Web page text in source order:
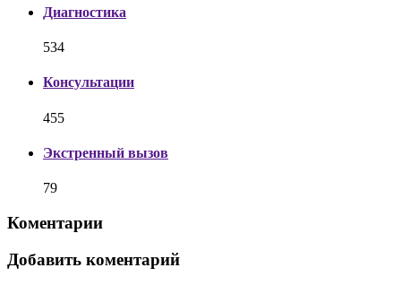
Диагностика
534
Консультации
455
Экстренный вызов
79
Коментарии
Добавить коментарий